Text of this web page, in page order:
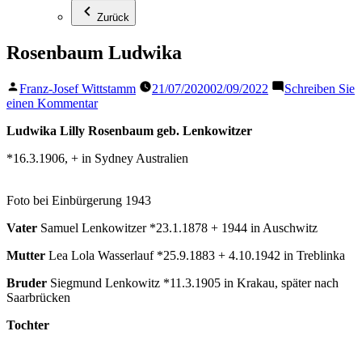
Zurück
Rosenbaum Ludwika
Veröffentlicht
von
Franz-Josef Wittstamm 21/07/202002/09/2022
Schreiben Sie
einen Kommentarzu
Ludwika
Ludwika Lilly Rosenbaum geb. Lenkowitzer
*16.3.1906, + in Sydney Australien
Foto bei Einbürgerung 1943
Vater Samuel Lenkowitzer *23.1.1878 + 1944 in Auschwitz
Mutter Lea Lola Wasserlauf *25.9.1883 + 4.10.1942 in Treblinka
Bruder Siegmund Lenkowitz *11.3.1905 in Krakau, später nach
Saarbrücken
Tochter